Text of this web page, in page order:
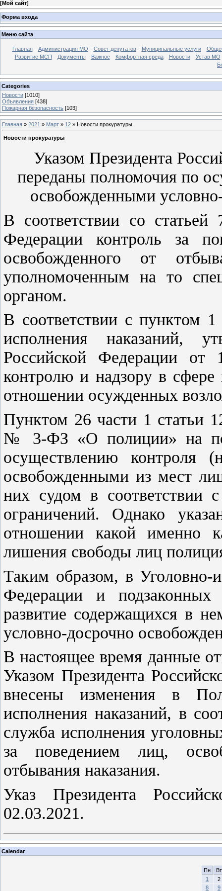
[Мой сайт]
Форма входа
Меню сайта
Главная Администрация МО Совет депутатов Муниципальные услуги
Развитие МСП
Документы Важное Комфортная среда Новости
Устав МО
Categories
Новости [1010]
Объявления [438]
Пожарная безопасность [103]
Главная » 2021 » Март » 12 » Новости прокуратуры
Новости прокуратуры
Указом Президента
переданы полномочия по
освобожденными
В соответствии со статьей
Федерации контроль за
освобожденного от
уполномоченным на то
органом.
В соответствии с пунктом
исполнения наказаний,
Российской Федерации
контролю и надзору в сфере
отношении осужденных
Пунктом 26 части 1 статьи
№ 3-ФЗ «О полиции» на
осуществлению контроля
освобожденными из мест
них судом в соответствии
ограничений. Однако
отношении какой именно
лишения свободы лиц
Таким образом, в Уголовно-
Федерации и
развитие содержащихся в
условно-досрочно
В настоящее время данные
Указом Президента
внесены изменения в
исполнения наказаний, в
служба исполнения
за поведением лиц,
отбывания наказания.
Указ Президента
02.03.2021.
Calendar
Пн
Вт
1
2
8
9